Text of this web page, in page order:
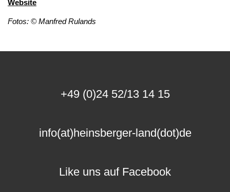
Website
Fotos: © Manfred Rulands
+49 (0)24 52/13 14 15
info(at)heinsberger-land(dot)de
Like uns auf Facebook